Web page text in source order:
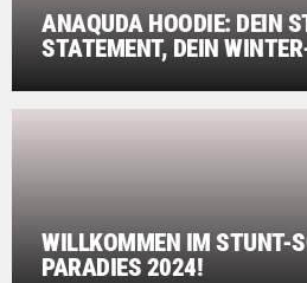
ANAQUDA HOODIE: DEIN
STATEMENT, DEIN
WILLKOMMEN IM STUNT-
PARADIES 2024!